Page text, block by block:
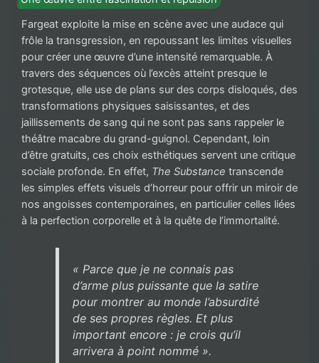
Fargeat exploite la mise en scène avec une audace qui
frôle la transgression, en repoussant les limites visuelles
pour créer une œuvre d’une intensité remarquable. À
travers des séquences où l’excès atteint presque le
grotesque, elle use de plans sur des corps disloqués, des
transformations physiques saisissantes, et des
jaillissements de sang qui ne sont pas sans rappeler le
théâtre macabre du grand-guignol. Cependant, loin
d’être gratuits, ces choix esthétiques servent une critique
sociale profonde. En effet, The Substance transcende
les simples effets visuels d’horreur pour offrir un miroir de
nos angoisses contemporaines, en particulier celles liées
à la perfection corporelle et à la quête de l’immortalité.
« Parce que je ne connais pas
d’arme plus puissante que la satire
pour montrer au monde l’absurdité
de ses propres règles. Et plus
important encore : je crois qu’il
arrivera à point nommé ».